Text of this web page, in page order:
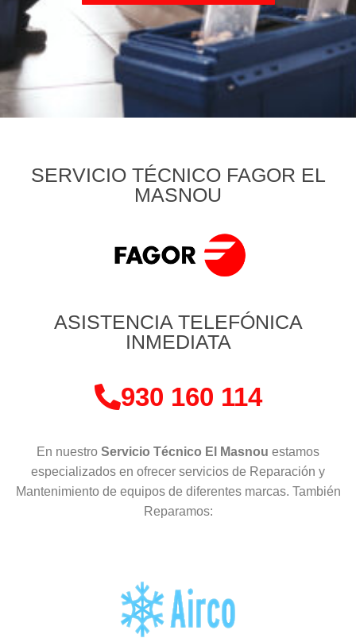
SERVICIO TÉCNICO FAGOR EL
MASNOU
ASISTENCIA TELEFÓNICA
INMEDIATA
930 160 114
En nuestro Servicio Técnico El Masnou estamos
especializados en ofrecer servicios de Reparación y
Mantenimiento de equipos de diferentes marcas. También
Reparamos: